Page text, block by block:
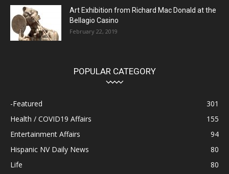
Art Exhibition from Richard Mac Donald at the
Bellagio Casino
February 22, 2019
POPULAR CATEGORY
-Featured
301
Health / COVID19 Affairs
155
Entertainment Affairs
94
Hispanic NV Daily News
80
Life
80